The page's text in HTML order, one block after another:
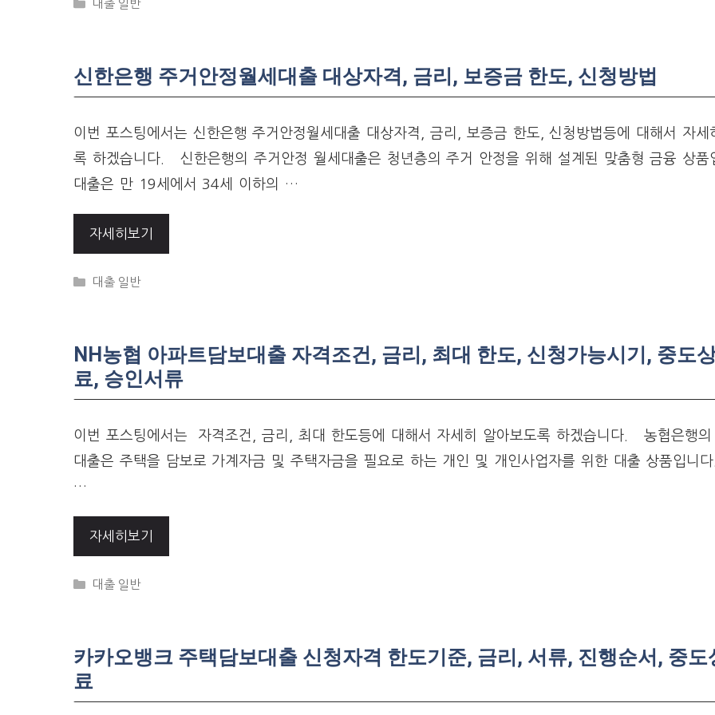
Categories
대출 일반
신한은행 주거안정월세대출 대상자격, 금리, 보증금 한도, 신청방법
이번 포스팅에서는 신한은행 주거안정월세대출 대상자격, 금리, 보증금 한도, 신청방법등에 대해서 자세
록 하겠습니다. 신한은행의 주거안정 월세대출은 청년층의 주거 안정을 위해 설계된 맞춤형 금융 상품
대출은 만 19세에서 34세 이하의 …
자세히보기
Categories
대출 일반
NH농협 아파트담보대출 자격조건, 금리, 최대 한도, 신청가능시기, 중도
료, 승인서류
이번 포스팅에서는 자격조건, 금리, 최대 한도등에 대해서 자세히 알아보도록 하겠습니다. 농협은행의
대출은 주택을 담보로 가계자금 및 주택자금을 필요로 하는 개인 및 개인사업자를 위한 대출 상품입니
…
자세히보기
Categories
대출 일반
카카오뱅크 주택담보대출 신청자격 한도기준, 금리, 서류, 진행순서, 중도
료